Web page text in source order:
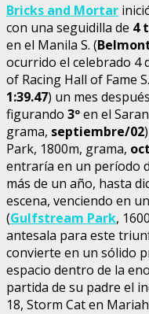
Bricks and Mortar
con una seguidilla de 4
en el Manila S. (
ocurrido el celebrado 4
of Racing Hall of Fame
1:39.47) un mes
figurando 3ºen el
grama, septiembre/02
Park, 1800m, grama,
entraría en un período
más de un año, hasta
escena, venciendo en
(Gulfstream Park,
antesala para este
convierte en un sólido
espacio dentro de la
partida de su padre el
18, Storm Cat en